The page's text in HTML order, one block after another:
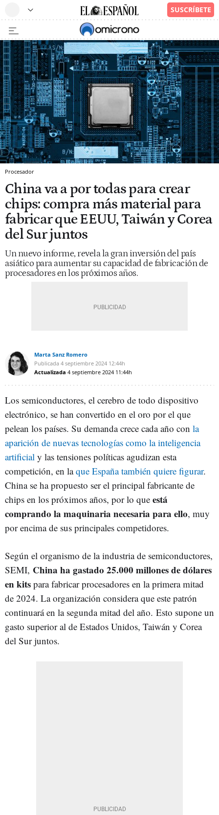
Procesador
China va a por todas para crear
chips: compra más material para
fabricar que EEUU, Taiwán y Corea
del Sur juntos
Un nuevo informe, revela la gran inversión del país
asiático para aumentar su capacidad de fabricación de
procesadores en los próximos años.
Marta Sanz Romero
Publicada 4 septiembre 2024 12:44h
Actualizada 4 septiembre 2024 11:44h
Los semiconductores, el cerebro de todo dispositivo
electrónico, se han convertido en el oro por el que
pelean los países. Su demanda crece cada año con la
aparición de nuevas tecnologías como la inteligencia
artificial y las tensiones políticas agudizan esta
competición, en laque España también quiere figurar.
China se ha propuesto ser el principal fabricante de
chips en los próximos años, por lo que está
comprando la maquinaria necesaria para ello, muy
por encima de sus principales competidores.
Según el organismo de la industria de semiconductores,
SEMI, China ha gastado 25.000 millones de dólares
en kits para fabricar procesadores en la primera mitad
de 2024. La organización considera que este patrón
continuará en la segunda mitad del año. Esto supone un
gasto superior al de Estados Unidos, Taiwán y Corea
del Sur juntos.